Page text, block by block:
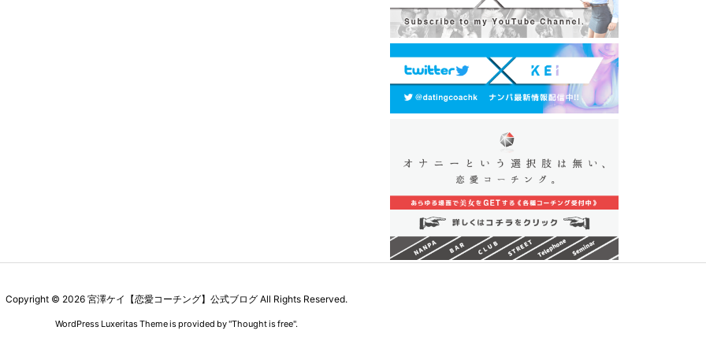
Copyright © 2026 宮澤ケイ【恋愛コーチング】公式ブログ All Rights Reserved.
WordPress Luxeritas Theme is provided by "Thought is free".